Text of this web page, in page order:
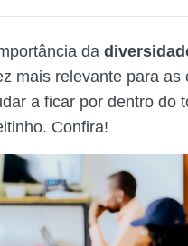
da
mais relevante para
a ficar por dentro do
Confira!